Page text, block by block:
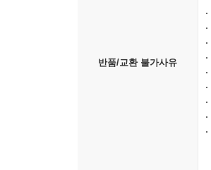
반품/교환 불가사유